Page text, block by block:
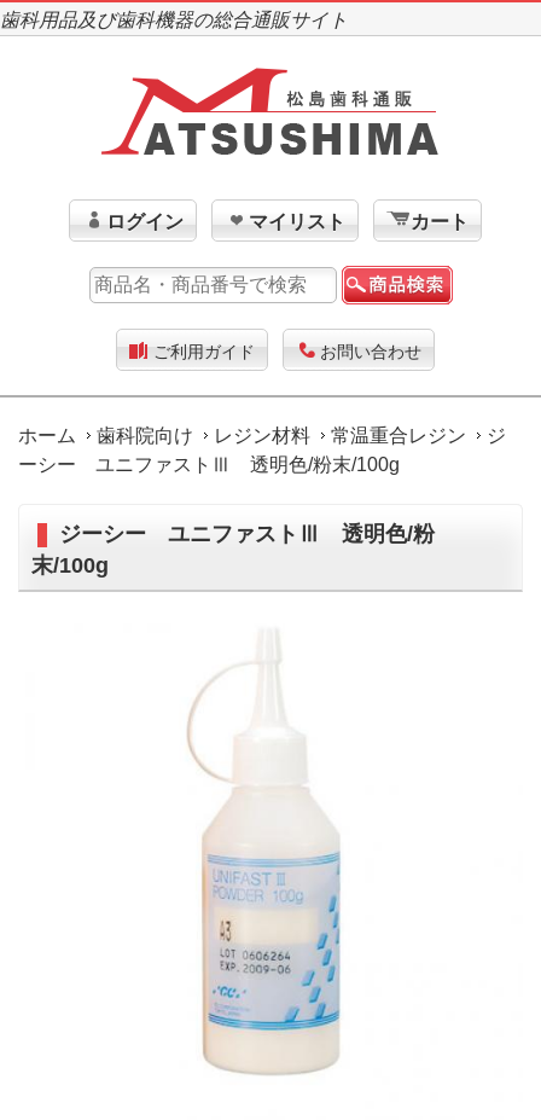
歯科用品及び歯科機器の総合通販サイト
ログイン マイリスト カート
ご利用ガイド お問い合わせ
ホーム 歯科院向け レジン材料 常温重合レジン
ジ
ーシー ユニファストⅢ 透明色/粉末/100g
ジーシー ユニファストⅢ 透明色/粉
末/100g